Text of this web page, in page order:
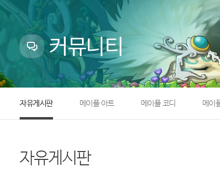
업데이트
이벤트
캐시샵 공지
메이플 알림판
with maple
추가정보
컨텐
커뮤니티
자유게시판 메이플 아트 메이플 코디 메이
자유게시판